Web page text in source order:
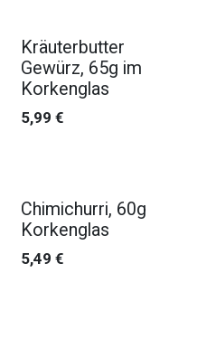
Kräuterbutter
Gewürz, 65g im
Korkenglas
5,99 €
Chimichurri, 60g
Korkenglas
5,49 €